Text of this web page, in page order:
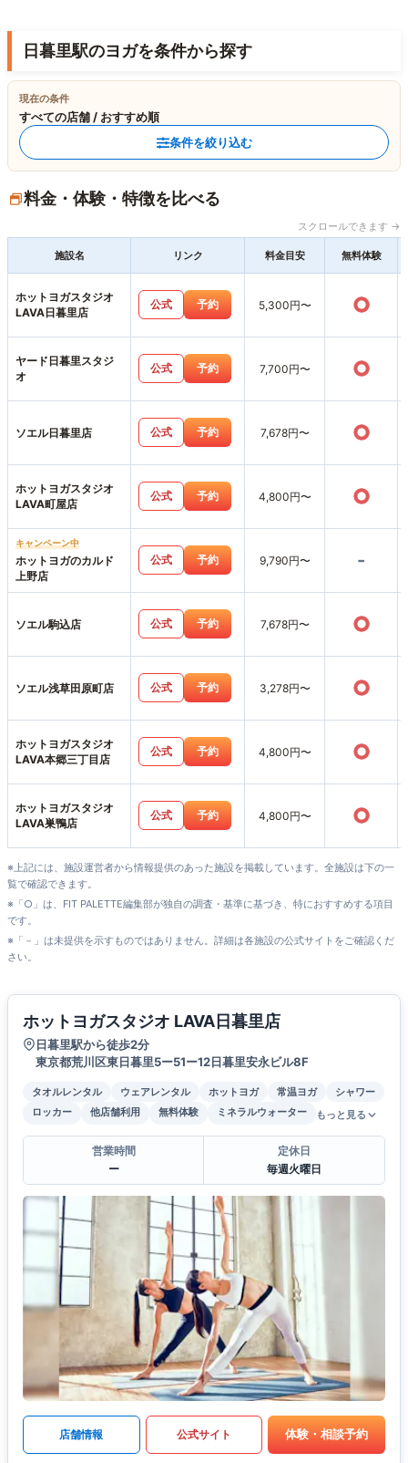
日暮里駅のヨガを条件から探す
現在の条件
すべての店舗 / おすすめ順
条件を絞り込む
料金・体験・特徴を比べる
スクロールできます →
施設名 リンク 料金目安 無料体験
ホットヨガスタジオ
LAVA日暮里店
公式 予約 5,300円〜 ○
ヤード日暮里スタジ
オ
公式 予約 7,700円〜 ○
ソエル日暮里店 公式 予約 7,678円〜 ○
ホットヨガスタジオ
LAVA町屋店
公式 予約 4,800円〜 ○
キャンペーン中
ホットヨガのカルド
上野店
公式 予約 9,790円〜 -
ソエル駒込店 公式 予約 7,678円〜 ○
ソエル浅草田原町店 公式 予約 3,278円〜 ○
ホットヨガスタジオ
LAVA本郷三丁目店
公式 予約 4,800円〜 ○
ホットヨガスタジオ
LAVA巣鴨店
公式 予約 4,800円〜 ○
※上記には、施設運営者から情報提供のあった施設を掲載しています。全施設は下の一
覧で確認できます。
※「○」は、FIT PALETTE編集部が独自の調査・基準に基づき、特におすすめする項目
です。
※「－」は未提供を示すものではありません。詳細は各施設の公式サイトをご確認くだ
さい。
ホットヨガスタジオ LAVA日暮里店
日暮里駅から徒歩2分
東京都荒川区東日暮里5ー51ー12日暮里安永ビル8F
タオルレンタル ウェアレンタル ホットヨガ 常温ヨガ
シャワー
ロッカー
他店舗利用 無料体験 ミネラルウォーター もっと見る
営業時間
ー
定休日
毎週火曜日
店舗情報 公式サイト 体験・相談予約